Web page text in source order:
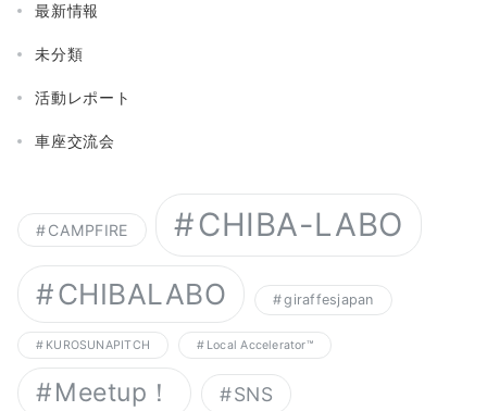
最新情報
未分類
活動レポート
車座交流会
CAMPFIRE CHIBA-LABO
CHIBALABO giraffesjapan
KUROSUNAPITCH Local Accelerator™︎
Meetup！ SNS